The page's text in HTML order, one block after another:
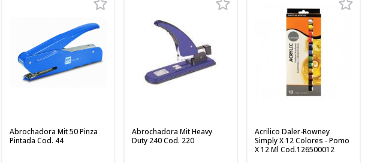
Abrochadora Mit 50 Pinza
Pintada Cod. 44
Abrochadora Mit Heavy
Duty 240 Cod. 220
Acrilico Daler-Rowney
Simply X 12 Colores - Pomo
X 12 Ml Cod.126500012